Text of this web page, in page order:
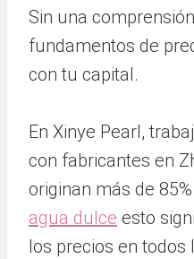
Sin una
fundamentos de
con tu capital.
En Xinye Pearl,
con fabricantes en
originan más de
agua dulce esto
los precios en todos